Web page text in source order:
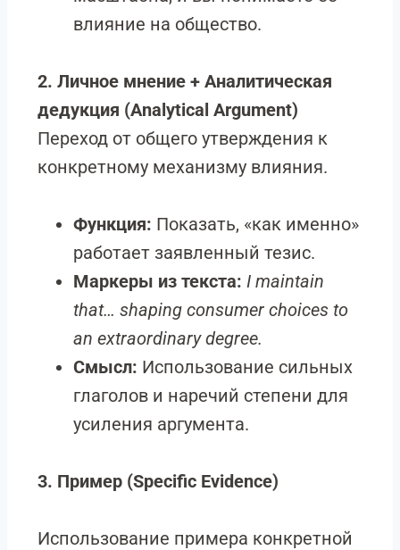
влияние на общество.
2. Личное мнение + Аналитическая
дедукция (Analytical Argument)
Переход от общего утверждения к
конкретному механизму влияния.
Функция: Показать, «как именно»
работает заявленный тезис.
Маркеры из текста: I maintain
that… shaping consumer choices to
an extraordinary degree.
Смысл: Использование сильных
глаголов и наречий степени для
усиления аргумента.
3. Пример (Specific Evidence)
Использование примера конкретной